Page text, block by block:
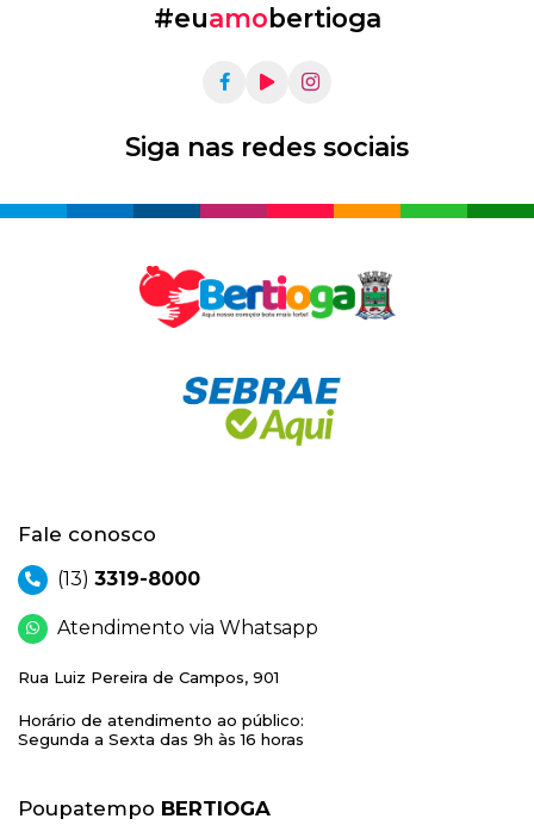
#euamobertioga
Siga nas redes sociais
Fale conosco
(13) 3319-8000
Atendimento via Whatsapp
Rua Luiz Pereira de Campos, 901
Horário de atendimento ao público:
Segunda a Sexta das 9h às 16 horas
Poupatempo BERTIOGA